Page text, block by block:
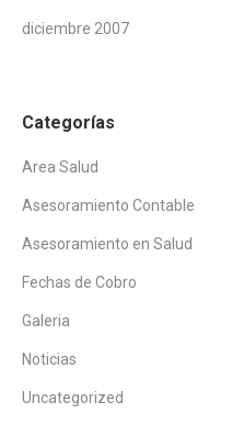
diciembre 2007
Categorías
Area Salud
Asesoramiento Contable
Asesoramiento en Salud
Fechas de Cobro
Galeria
Noticias
Uncategorized